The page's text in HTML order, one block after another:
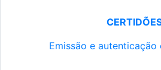
Emissão e